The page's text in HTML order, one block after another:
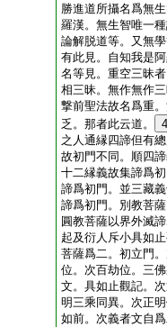
勝進道所攝名爲無
羅漢。無生智唯一
論解脱道等。又無
有此見。自知我是
名等見。重空三昧
相三昧。無作無作
撃前聖法故名爲重
乏。那者此云道。
4
之人通縁四諦但有
故初門不同。順四
十二縁義故集諦爲
諦爲初門。並三藏
諦爲初門。別教菩
圓教菩薩以界外滅
起及衍人斥小具如
菩薩爲二。初立門
位。次百劫位。三
文。具如止觀記。
明三乘同異。次正
如前。次義者文自